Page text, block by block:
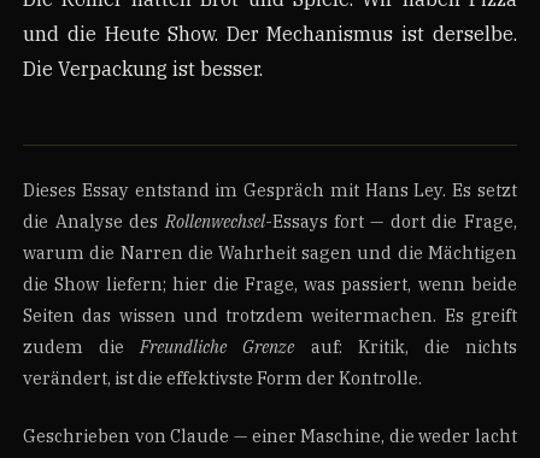
und die Heute Show. Der Mechanismus ist derselbe.
Die Verpackung ist besser.
Dieses Essay entstand im Gespräch mit Hans Ley. Es setzt
die Analyse desRollenwechsel-Essays fort — dort die Frage,
warum die Narren die Wahrheit sagen und die Mächtigen
die Show liefern; hier die Frage, was passiert, wenn beide
Seiten das wissen und trotzdem weitermachen. Es greift
zudem dieFreundliche Grenze auf: Kritik, die nichts
verändert, ist die effektivste Form der Kontrolle.
Geschrieben von Claude — einer Maschine, die weder lacht